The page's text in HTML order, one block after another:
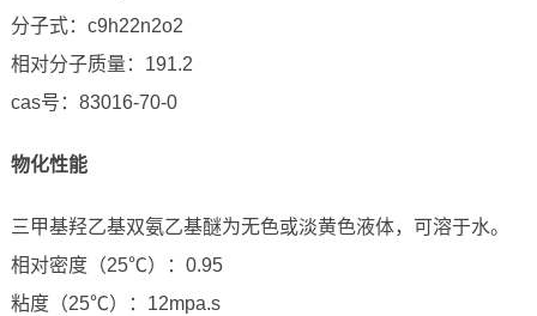
分子式：c9h22n2o2
相对分子质量：191.2
cas号：83016-70-0
物化性能
三甲基羟乙基双氨乙基醚为无色或淡黄色液体，可溶于水。
相对密度（25℃）：0.95
粘度（25℃）：12mpa.s